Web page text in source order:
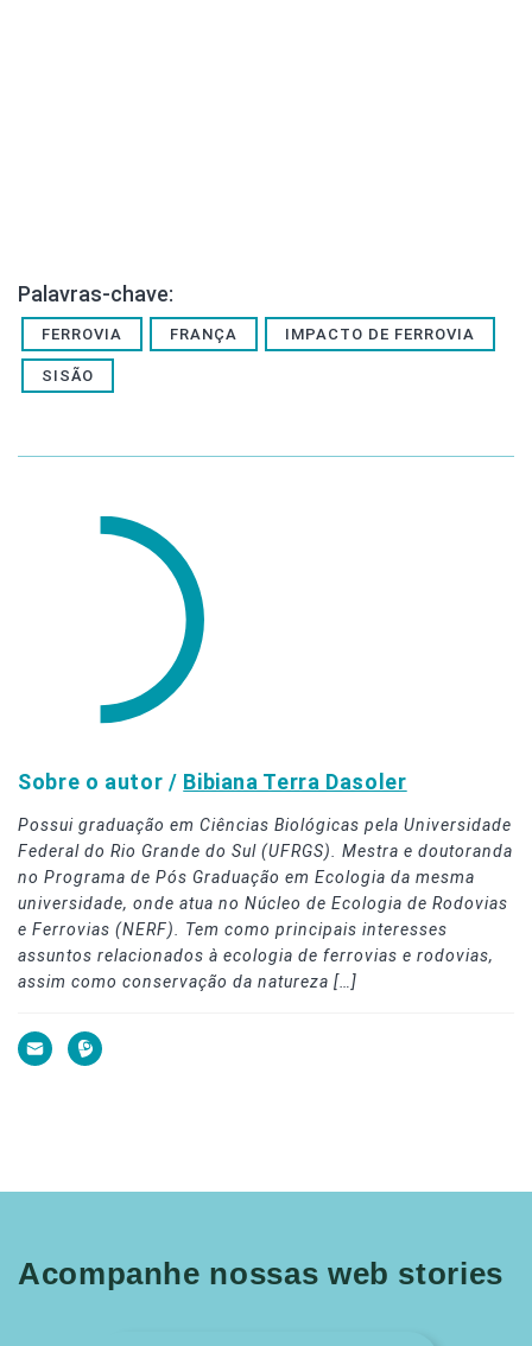
Palavras-chave:
FERROVIA FRANÇA IMPACTO DE FERROVIA
SISÃO
Sobre o autor / Bibiana Terra Dasoler
Possui graduação em Ciências Biológicas pela Universidade
Federal do Rio Grande do Sul (UFRGS). Mestra e doutoranda
no Programa de Pós Graduação em Ecologia da mesma
universidade, onde atua no Núcleo de Ecologia de Rodovias
e Ferrovias (NERF). Tem como principais interesses
assuntos relacionados à ecologia de ferrovias e rodovias,
assim como conservação da natureza […]
Acompanhe nossas web stories